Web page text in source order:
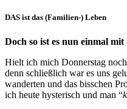
DAS ist das (Familien-) Leben
Doch so ist es nun einmal mit
Hielt ich mich Donnerstag
denn schließlich war es uns
wanderten und das bisschen
ich heute hysterisch und man “